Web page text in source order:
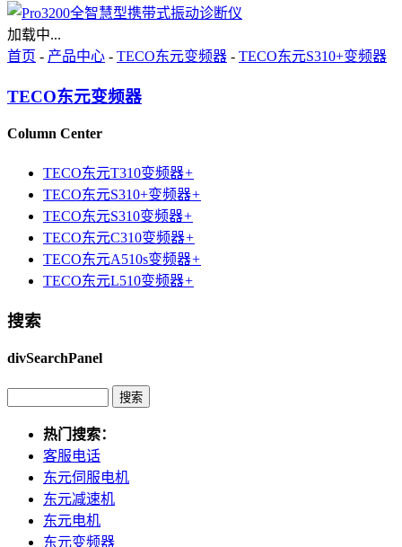
加载中...
首页 - 产品中心 - TECO东元变频器 - TECO东元S310+变频器
TECO东元变频器
Column Center
TECO东元T310变频器+
TECO东元S310+变频器+
TECO东元S310变频器+
TECO东元C310变频器+
TECO东元A510s变频器+
TECO东元L510变频器+
搜索
divSearchPanel
热门搜索：
客服电话
东元伺服电机
东元减速机
东元电机
东元变频器